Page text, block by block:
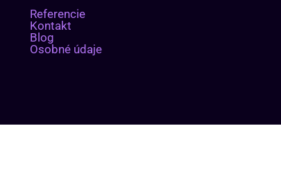
Referencie
Kontakt
Blog
Osobné údaje